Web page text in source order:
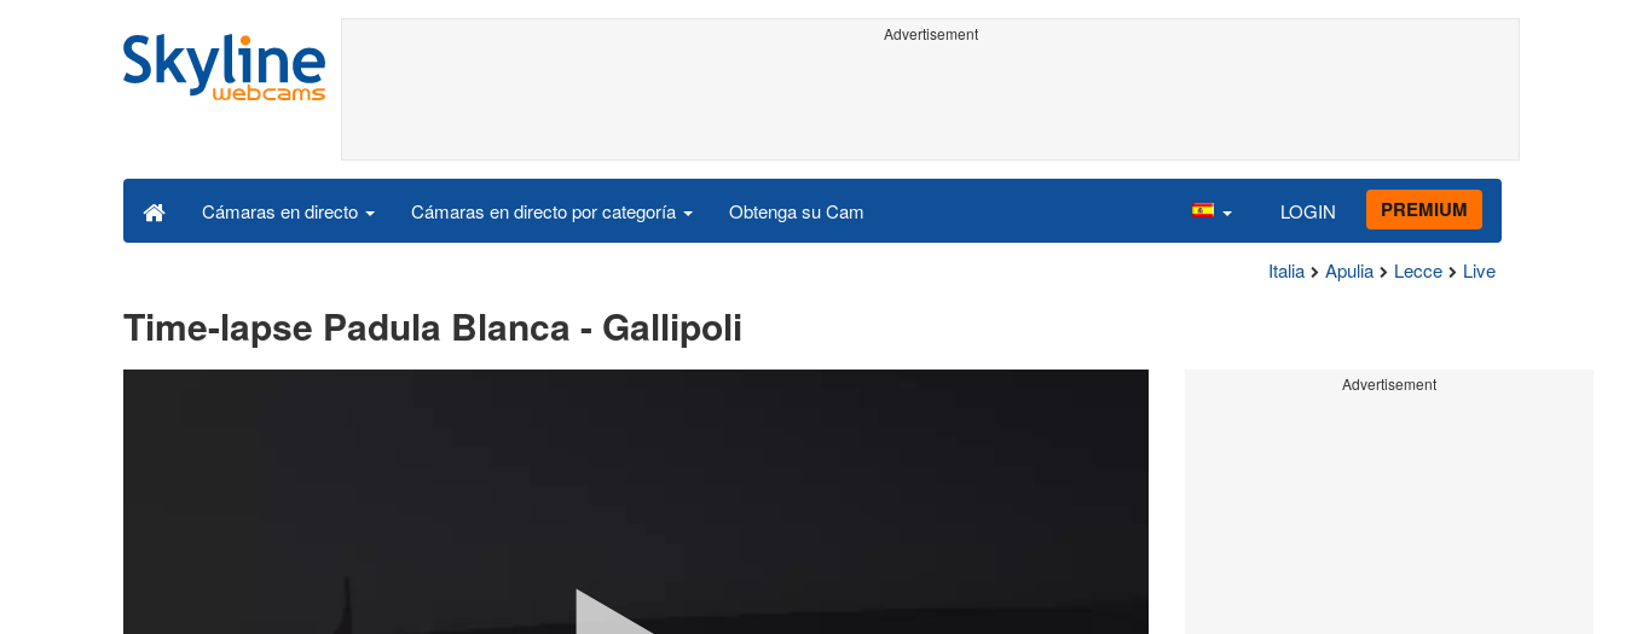
Advertisement
Cámaras en directo Cámaras en directo por categoría Obtenga su Cam LOGIN PREMIUM
Italia Apulia Lecce Live
Time-lapse Padula Blanca - Gallipoli
Advertisement